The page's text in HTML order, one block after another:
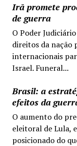
Irã promete
de guerra
O Poder
direitos da nação
internacionais
Israel. Funeral...
Brasil: a
efeitos da
O aumento do
eleitoral de Lula,
posicionado do